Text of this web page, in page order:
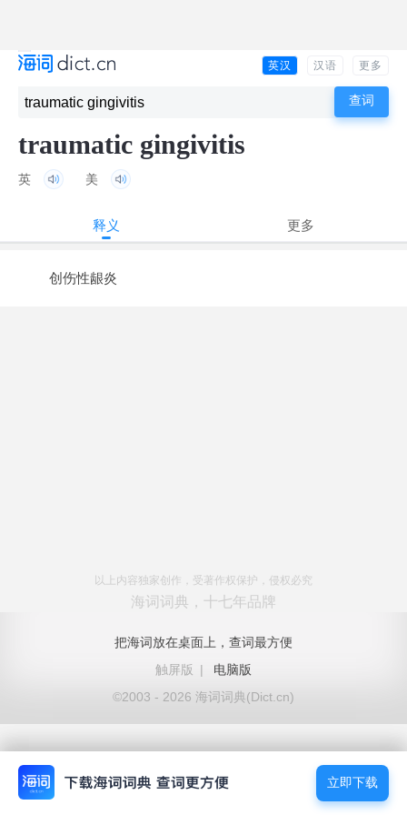
英汉 汉语 更多
traumatic gingivitis
英 美
释义 更多
创伤性龈炎
以上内容独家创作，受著作权保护，侵权必究
海词词典，十七年品牌
把海词放在桌面上，查词最方便
触屏版
|
电脑版
©2003 - 2026 海词词典(Dict.cn)
立即下载
立即下载